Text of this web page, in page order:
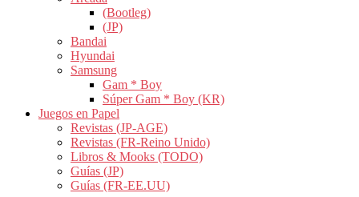
(Bootleg)
(JP)
Bandai
Hyundai
Samsung
Gam * Boy
Súper Gam * Boy (KR)
Juegos en Papel
Revistas (JP-AGE)
Revistas (FR-Reino Unido)
Libros & Mooks (TODO)
Guías (JP)
Guías (FR-EE.UU)